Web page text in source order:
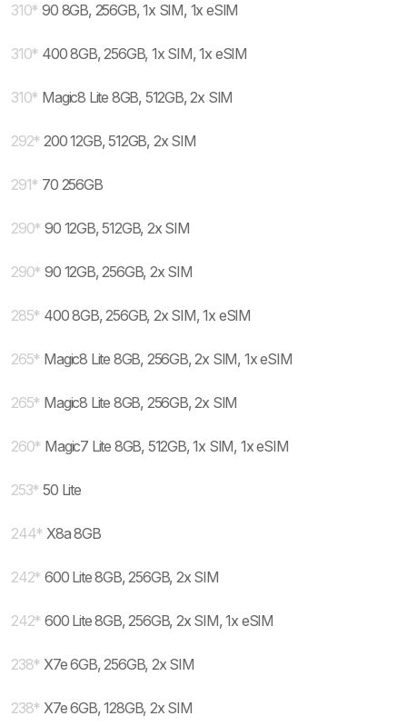
310* 90 8GB, 256GB, 1x SIM, 1x eSIM
310* 400 8GB, 256GB, 1x SIM, 1x eSIM
310* Magic8 Lite 8GB, 512GB, 2x SIM
292* 200 12GB, 512GB, 2x SIM
291* 70 256GB
290* 90 12GB, 512GB, 2x SIM
290* 90 12GB, 256GB, 2x SIM
285* 400 8GB, 256GB, 2x SIM, 1x eSIM
265* Magic8 Lite 8GB, 256GB, 2x SIM, 1x eSIM
265* Magic8 Lite 8GB, 256GB, 2x SIM
260* Magic7 Lite 8GB, 512GB, 1x SIM, 1x eSIM
253* 50 Lite
244* X8a 8GB
242* 600 Lite 8GB, 256GB, 2x SIM
242* 600 Lite 8GB, 256GB, 2x SIM, 1x eSIM
238* X7e 6GB, 256GB, 2x SIM
238* X7e 6GB, 128GB, 2x SIM